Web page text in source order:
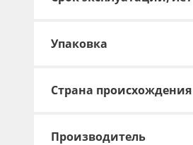
Упаковка
Страна происхождения
Производитель